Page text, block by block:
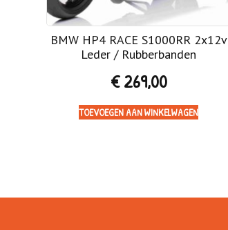
BMW HP4 RACE S1000RR 2x12v
Leder / Rubberbanden
€269,00
TOEVOEGEN AAN WINKELWAGEN